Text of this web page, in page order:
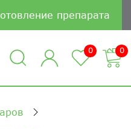
препарата
0 0